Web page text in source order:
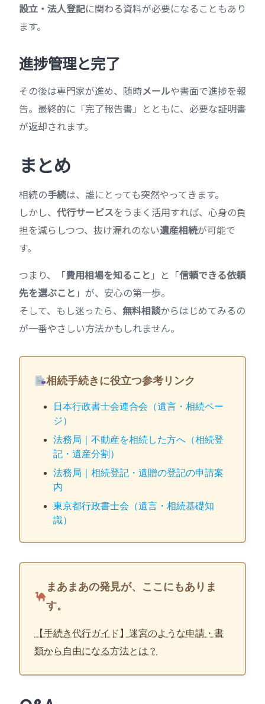
設立・法人登記に関わる資料が必要になることもあり
ます。
進捗管理と完了
その後は専門家が進め、随時メールや書面で進捗を報
告。最終的に「完了報告書」とともに、必要な証明書
が返却されます。
まとめ
相続の手続は、誰にとっても突然やってきます。
しかし、 代行サービスをうまく活用すれば、心身の負
担を減らしつつ、抜け漏れのない遺産相続が可能で
す。
つまり、「費用相場を知ること 」と「信頼できる依頼
先を選ぶこと 」が、安心の第一歩。
そして、もし迷ったら、 無料相談からはじめてみるの
が一番やさしい方法かもしれません。
相続手続きに役立つ参考リンク
日本行政書士会連合会（遺言・相続ペー
ジ）
法務局｜不動産を相続した方へ（相続登
記・遺産分割）
法務局｜相続登記・遺贈の登記の申請案
内
東京都行政書士会（遺言・相続基礎知
識）
まあまあの発見が、ここにもありま
す。
【手続き代行ガイド】迷宮のような申請・書
類から自由になる方法とは？